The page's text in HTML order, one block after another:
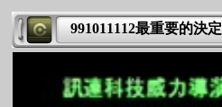
991011112最重要的決定